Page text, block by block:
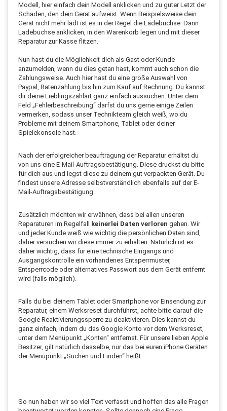
Modell, hier einfach dein Modell anklicken und zu guter Letzt der
Schaden, den dein Gerät aufweist. Wenn Beispielsweise dein
Gerät nicht mehr lädt ist es in der Regel die Ladebuchse. Dann
Ladebuchse anklicken, in den Warenkorb legen und mit dieser
Reparatur zur Kasse flitzen.
Nun hast du die Möglichkeit dich als Gast oder Kunde
anzumelden, wenn du dies getan hast, kommt auch schon die
Zahlungsweise. Auch hier hast du eine große Auswahl von
Paypal, Ratenzahlung bis hin zum Kauf auf Rechnung. Du kannst
dir deine Lieblingszahlart ganz einfach aussuchen. Unter dem
Feld „Fehlerbeschreibung“ darfst du uns gerne einige Zeilen
vermerken, sodass unser Technikteam gleich weiß, wo du
Probleme mit deinem Smartphone, Tablet oder deiner
Spielekonsole hast.
Nach der erfolgreicher beauftragung der Reparatur erhältst du
von uns eine E-Mail-Auftragsbestätigung. Diese druckst du bitte
für dich aus und legst diese zu deinem gut verpackten Gerät. Du
findest unsere Adresse selbstverständlich ebenfalls auf der E-
Mail-Auftragsbestätigung.
Zusätzlich möchten wir erwähnen, dass bei allen unseren
Reparaturen im Regelfall keinerlei Daten verloren gehen. Wir
und jeder Kunde weiß wie wichtig die persönlichen Daten sind,
daher versuchen wir diese immer zu erhalten. Natürlich ist es
daher wichtig, dass für eine technische Eingangs und
Ausgangskontrolle ein vorhandenes Entsperrmuster,
Entsperrcode oder alternatives Passwort aus dem Gerät entfernt
wird (falls möglich).
Falls du bei deinem Tablet oder Smartphone vor Einsendung zur
Reparatur, einem Werksreset durchführst, achte bitte darauf die
Google Reaktivierungssperre zu deaktivieren. Dies kannst du
ganz einfach, indem du das Google Konto vor dem Werksreset,
unter dem Menüpunkt „Konten“ entfernst. Für unsere lieben Apple
Besitzer, gilt natürlich dasselbe, nur das bei euren iPhone Geräten
der Menüpunkt „Suchen und Finden“ heißt.
So nun haben wir so viel Text verfasst und hoffen das alle Fragen